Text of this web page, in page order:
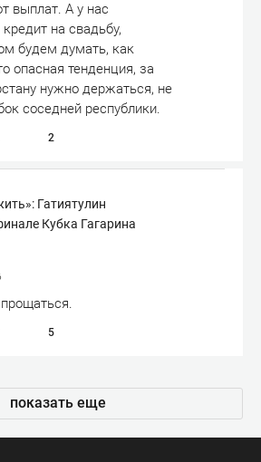
выплат. А у нас
на свадьбу,
будем думать, как
опасная тенденция, за
нужно держаться, не
соседней республики.
2
Гатиятулин
Кубка Гагарина
5
показать еще